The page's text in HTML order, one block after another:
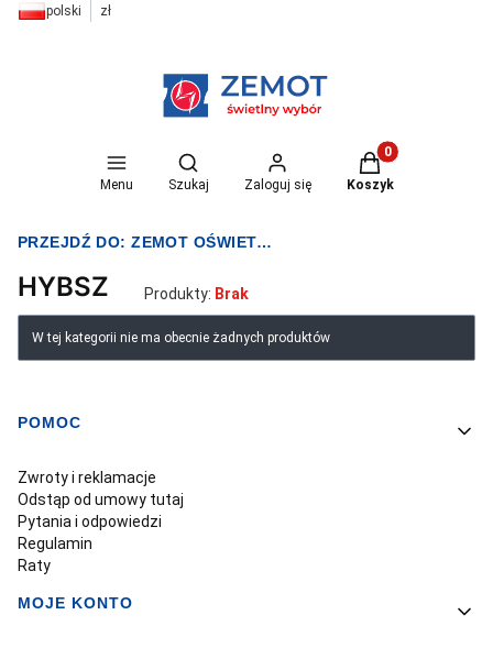
polski zł
Menu
Otwórz wyszukiwarkę
Szukaj Zaloguj się
Produkty w
Koszyk
PRZEJDŹ DO:ZEMOT OŚWIETLENIE I ELEKTRYKA
HYBSZ Produkty: Brak
Lista produktów
W tej kategorii nie ma obecnie żadnych produktów
Linki w stopce
POMOC
Zwroty i reklamacje
Odstąp od umowy tutaj
Pytania i odpowiedzi
Regulamin
Raty
MOJE KONTO